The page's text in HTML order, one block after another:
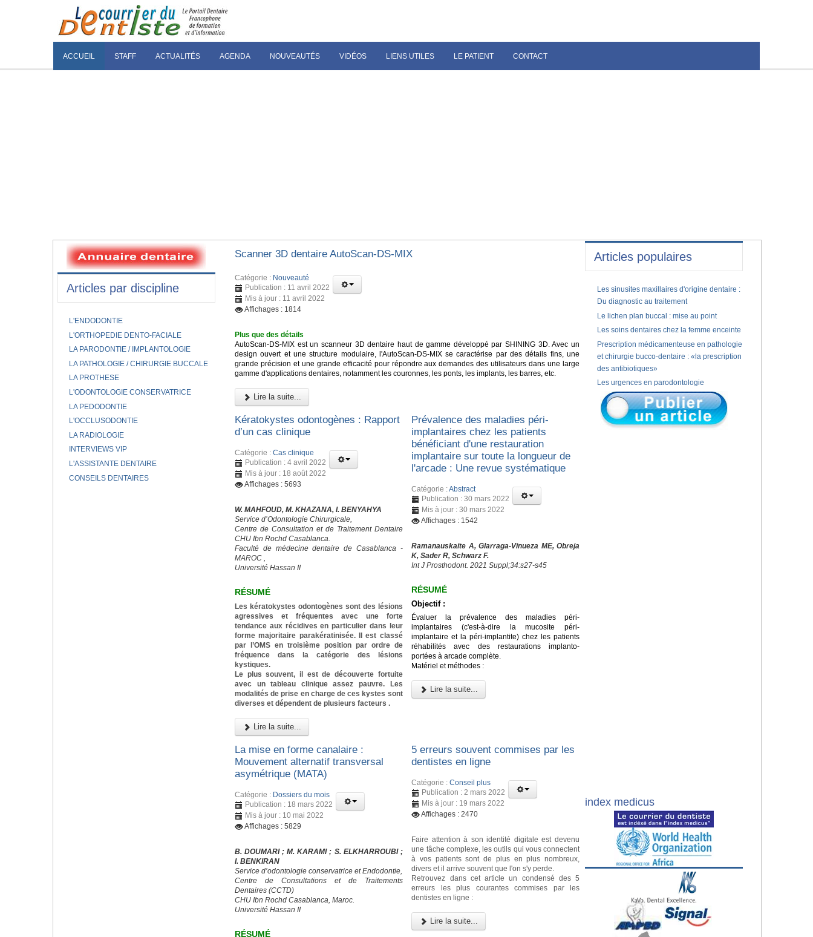
ACCUEIL STAFF ACTUALITÉS AGENDA NOUVEAUTÉS VIDÉOS LIENS UTILES LE PATIENT CONTACT
Scanner 3D dentaire AutoScan-DS-MIX
Catégorie : Nouveauté
Publication : 11 avril 2022
Mis à jour : 11 avril 2022
Affichages : 1814
Plus que des détails
AutoScan-DS-MIX est un scanneur 3D dentaire haut de gamme développé par SHINING 3D. Avec un
design ouvert et une structure modulaire, l'AutoScan-DS-MIX se caractérise par des détails fins, une
grande précision et une grande efficacité pour répondre aux demandes des utilisateurs dans une large
gamme d'applications dentaires, notamment les couronnes, les ponts, les implants, les barres, etc.
Lire la suite...
Kératokystes odontogènes : Rapport
d’un cas clinique
Catégorie : Cas clinique
Publication : 4 avril 2022
Mis à jour : 18 août 2022
Affichages : 5693
W. MAHFOUD, M. KHAZANA, I. BENYAHYA
Service d’Odontologie Chirurgicale,
Centre de Consultation et de Traitement Dentaire
CHU Ibn Rochd Casablanca.
Faculté de médecine dentaire de Casablanca -
MAROC ,
Université Hassan II
RÉSUMÉ
Les kératokystes odontogènes sont des lésions
agressives et fréquentes avec une forte
tendance aux récidives en particulier dans leur
forme majoritaire parakératinisée. Il est classé
par l’OMS en troisième position par ordre de
fréquence dans la catégorie des lésions
kystiques.
Le plus souvent, il est de découverte fortuite
avec un tableau clinique assez pauvre. Les
modalités de prise en charge de ces kystes sont
diverses et dépendent de plusieurs facteurs .
Lire la suite...
Prévalence des maladies péri-
implantaires chez les patients
bénéficiant d'une restauration
implantaire sur toute la longueur de
l'arcade : Une revue systématique
Catégorie :Abstract
Publication : 30 mars 2022
Mis à jour : 30 mars 2022
Affichages : 1542
Ramanauskaite A, Glarraga-Vinueza ME, Obreja
K, Sader R, Schwarz F.
Int J Prosthodont. 2021 Suppl;34:s27-s45
RÉSUMÉ
Objectif :
Évaluer la prévalence des maladies péri-
implantaires (c'est-à-dire la mucosite péri-
implantaire et la péri-implantite) chez les patients
réhabilités avec des restaurations implanto-
portées à arcade complète.
Matériel et méthodes :
Lire la suite...
La mise en forme canalaire :
Mouvement alternatif transversal
asymétrique (MATA)
Catégorie : Dossiers du mois
Publication : 18 mars 2022
Mis à jour : 10 mai 2022
Affichages : 5829
B. DOUMARI ; M. KARAMI ; S. ELKHARROUBI ;
I. BENKIRAN
Service d’odontologie conservatrice et Endodontie,
Centre de Consultations et de Traitements
Dentaires (CCTD)
CHU Ibn Rochd Casablanca, Maroc.
Université Hassan II
RÉSUMÉ
5 erreurs souvent commises par les
dentistes en ligne
Catégorie :Conseil plus
Publication : 2 mars 2022
Mis à jour : 19 mars 2022
Affichages : 2470
Faire attention à son identité digitale est devenu
une tâche complexe, les outils qui vous connectent
à vos patients sont de plus en plus nombreux,
divers et il arrive souvent que l'on s'y perde.
Retrouvez dans cet article un condensé des 5
erreurs les plus courantes commises par les
dentistes en ligne :
Lire la suite...
Articles par discipline
L'ENDODONTIE
L'ORTHOPEDIE DENTO-FACIALE
LA PARODONTIE / IMPLANTOLOGIE
LA PATHOLOGIE / CHIRURGIE BUCCALE
LA PROTHESE
L'ODONTOLOGIE CONSERVATRICE
LA PEDODONTIE
L'OCCLUSODONTIE
LA RADIOLOGIE
INTERVIEWS VIP
L'ASSISTANTE DENTAIRE
CONSEILS DENTAIRES
Articles populaires
Les sinusites maxillaires d'origine dentaire :
Du diagnostic au traitement
Le lichen plan buccal : mise au point
Les soins dentaires chez la femme enceinte
Prescription médicamenteuse en pathologie
et chirurgie bucco-dentaire : «la prescription
des antibiotiques»
Les urgences en parodontologie
index medicus